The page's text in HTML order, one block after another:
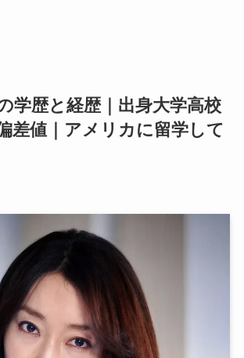
学歴と経歴｜出身大学高校
差値｜アメリカに留学して